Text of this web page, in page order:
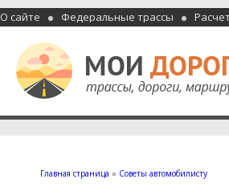
О сайте Федеральные трассы
Мои дороги
Как доехать, автомобильные дороги и трассы
Главная страница » Советы автомобилисту